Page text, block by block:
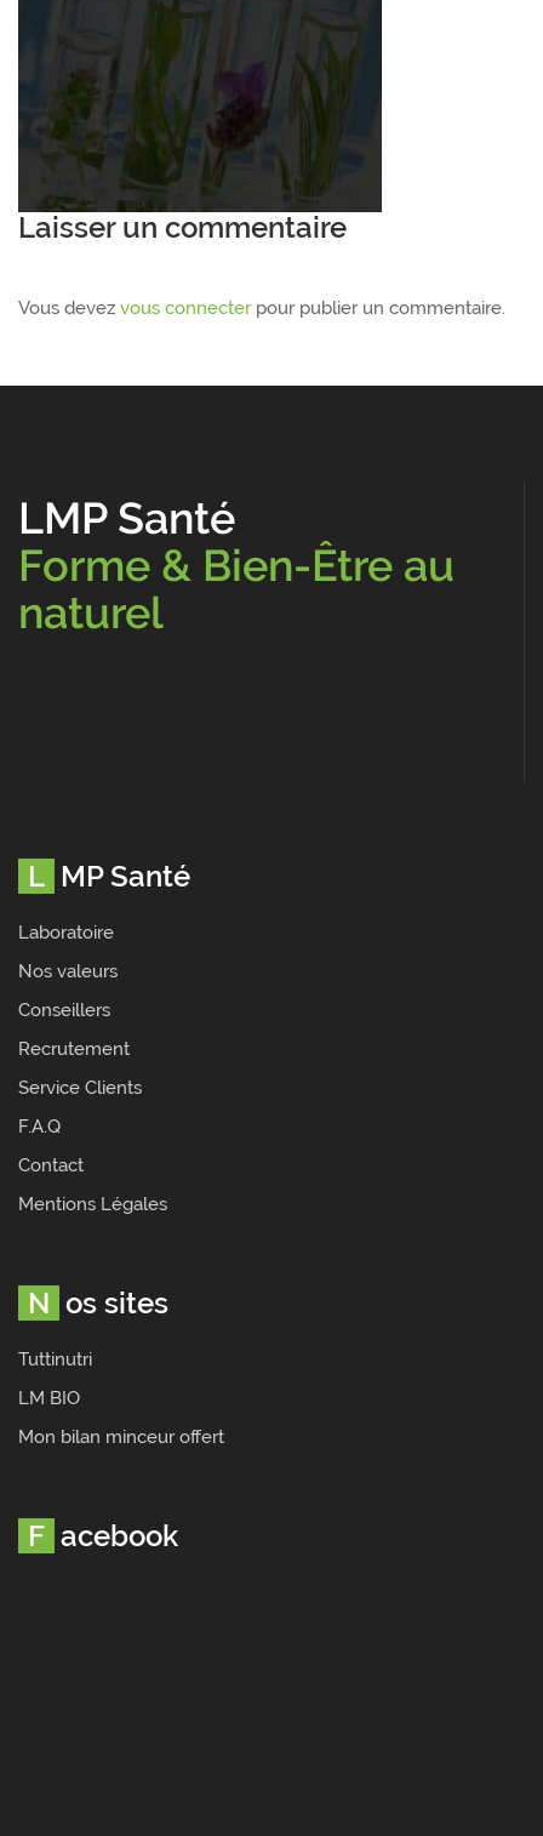
Laisser un commentaire
Vous devez vous connecterpour publier un commentaire.
LMP Santé
Forme & Bien-Être au
naturel
LMP Santé
Laboratoire
Nos valeurs
Conseillers
Recrutement
Service Clients
F.A.Q
Contact
Mentions Légales
Nos sites
Tuttinutri
LM BIO
Mon bilan minceur offert
Facebook